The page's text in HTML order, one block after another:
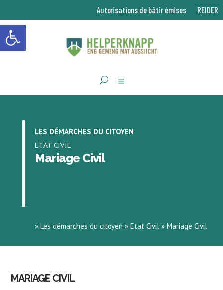
Ouvrir la barre d’outils
Autorisations de bâtir émises REIDER
LES DÉMARCHES DU CITOYEN
ETAT CIVIL
Mariage Civil
» Les démarches du citoyen » Etat Civil » Mariage Civil
MARIAGE CIVIL